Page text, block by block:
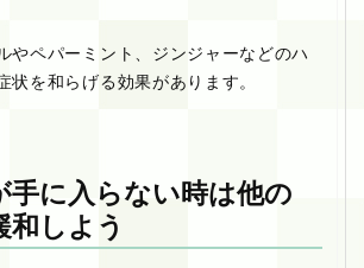
やペパーミント、ジンジャーなどのハ
状を和らげる効果があります。
手に入らない時は他の
和しよう